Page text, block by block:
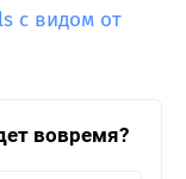
с видом от
вовремя?